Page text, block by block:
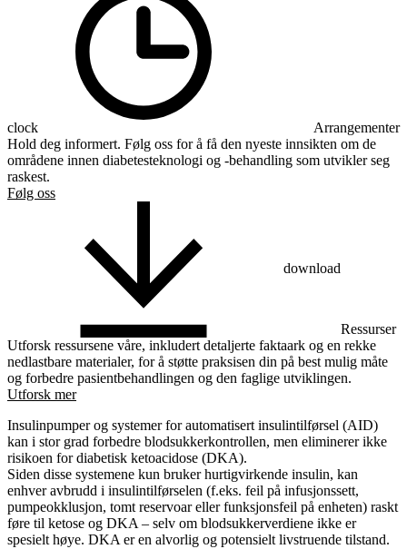
clock
Arrangementer
Hold deg informert. Følg oss for å få den nyeste innsikten om de
områdene innen diabetesteknologi og -behandling som utvikler seg
raskest.
Følg oss
download
Ressurser
Utforsk ressursene våre, inkludert detaljerte faktaark og en rekke
nedlastbare materialer, for å støtte praksisen din på best mulig måte
og forbedre pasientbehandlingen og den faglige utviklingen.
Utforsk mer
Insulinpumper og systemer for automatisert insulintilførsel (AID)
kan i stor grad forbedre blodsukkerkontrollen, men eliminerer ikke
risikoen for diabetisk ketoacidose (DKA).
Siden disse systemene kun bruker hurtigvirkende insulin, kan
enhver avbrudd i insulintilførselen (f.eks. feil på infusjonssett,
pumpeokklusjon, tomt reservoar eller funksjonsfeil på enheten) raskt
føre til ketose og DKA – selv om blodsukkerverdiene ikke er
spesielt høye. DKA er en alvorlig og potensielt livstruende tilstand.